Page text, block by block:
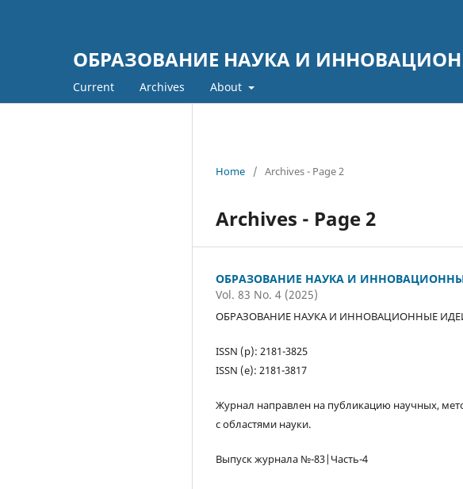
ОБРАЗОВАНИЕ НАУКА И
Current Archives About
Home / Archives - Page 2
Archives - Page 2
ОБРАЗОВАНИЕ НАУКА И
Vol. 83 No. 4 (2025)
ОБРАЗОВАНИЕ НАУКА И ИННОВАЦИОННЫЕ ИДЕИ
ISSN (р): 2181-3825
ISSN (е): 2181-3817
Журнал направлен на публикацию научных,
с областями науки.
Выпуск журнала №-83|Часть-4